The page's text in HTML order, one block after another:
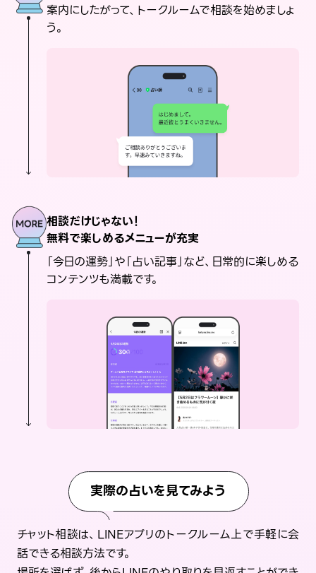
案内にしたがって、トークルームで相談を始めましょ
う。
相談だけじゃない！
無料で楽しめるメニューが充実
「今日の運勢」や「占い記事」など、日常的に楽しめる
コンテンツも満載です。
実際の占いを見てみよう
チャット相談は、LINEアプリのトークルーム上で手軽に会
話できる相談方法です。